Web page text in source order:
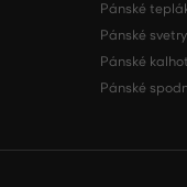
Pánské
Pánské svetry
Pánské
Pánské